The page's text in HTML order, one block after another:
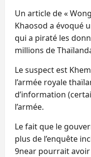
Un article de «
Khaosod a évoqué
qui a piraté les
millions de
Le suspect est
l’armée royale
d’information
l’armée.
Le fait que le
plus de l’enquête
9near pourrait avoir